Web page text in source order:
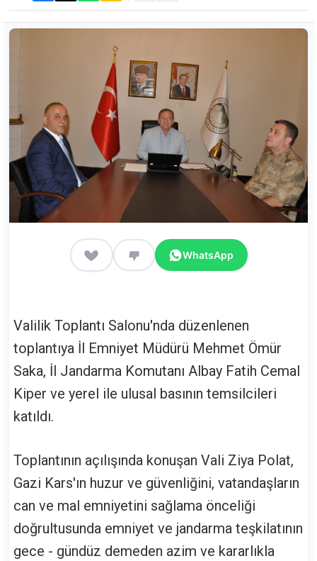
WhatsApp
Valilik Toplantı Salonu'nda düzenlenen
toplantıya İl Emniyet Müdürü Mehmet Ömür
Saka, İl Jandarma Komutanı Albay Fatih Cemal
Kiper ve yerel ile ulusal basının temsilcileri
katıldı.
Toplantının açılışında konuşan Vali Ziya Polat,
Gazi Kars'ın huzur ve güvenliğini, vatandaşların
can ve mal emniyetini sağlama önceliği
doğrultusunda emniyet ve jandarma teşkilatının
gece - gündüz demeden azim ve kararlıkla